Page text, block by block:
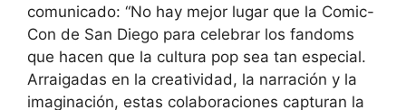
comunicado: “No hay mejor lugar que la Comic-
Con de San Diego para celebrar los fandoms
que hacen que la cultura pop sea tan especial.
Arraigadas en la creatividad, la narración y la
imaginación, estas colaboraciones capturan la